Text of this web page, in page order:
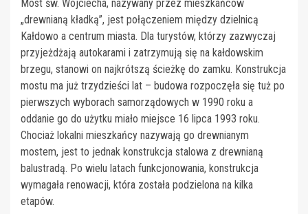
Most św. Wojciecha, nazywany przez mieszkańców
„drewnianą kładką”, jest połączeniem między dzielnicą
Kałdowo a centrum miasta. Dla turystów, którzy zazwyczaj
przyjeżdżają autokarami i zatrzymują się na kałdowskim
brzegu, stanowi on najkrótszą ścieżkę do zamku. Konstrukcja
mostu ma już trzydzieści lat – budowa rozpoczęła się tuż po
pierwszych wyborach samorządowych w 1990 roku a
oddanie go do użytku miało miejsce 16 lipca 1993 roku.
Chociaż lokalni mieszkańcy nazywają go drewnianym
mostem, jest to jednak konstrukcja stalowa z drewnianą
balustradą. Po wielu latach funkcjonowania, konstrukcja
wymagała renowacji, która została podzielona na kilka
etapów.